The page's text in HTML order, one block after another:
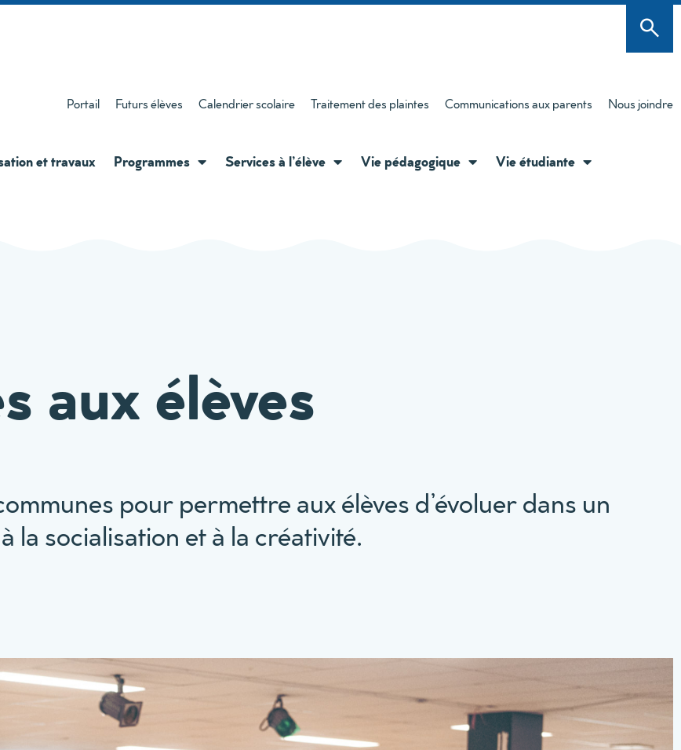
Portail Futurs élèves Calendrier scolaire Traitement des plaintes Communications aux parents Nous joindre
et travaux Programmes Services à l’élève Vie pédagogique
Vie étudiante
aux élèves
pour permettre aux élèves d’évoluer dans un
la socialisation et à la créativité.